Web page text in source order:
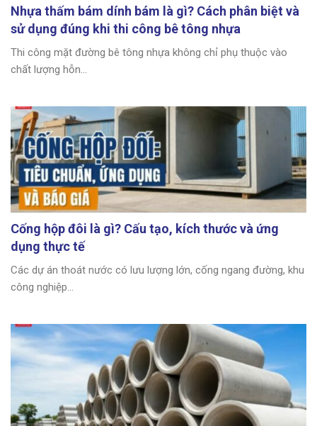
Nhựa thấm bám dính bám là gì? Cách phân biệt và
sử dụng đúng khi thi công bê tông nhựa
Thi công mặt đường bê tông nhựa không chỉ phụ thuộc vào
chất lượng hỗn...
Cống hộp đôi là gì? Cấu tạo, kích thước và ứng
dụng thực tế
Các dự án thoát nước có lưu lượng lớn, cống ngang đường, khu
công nghiệp...